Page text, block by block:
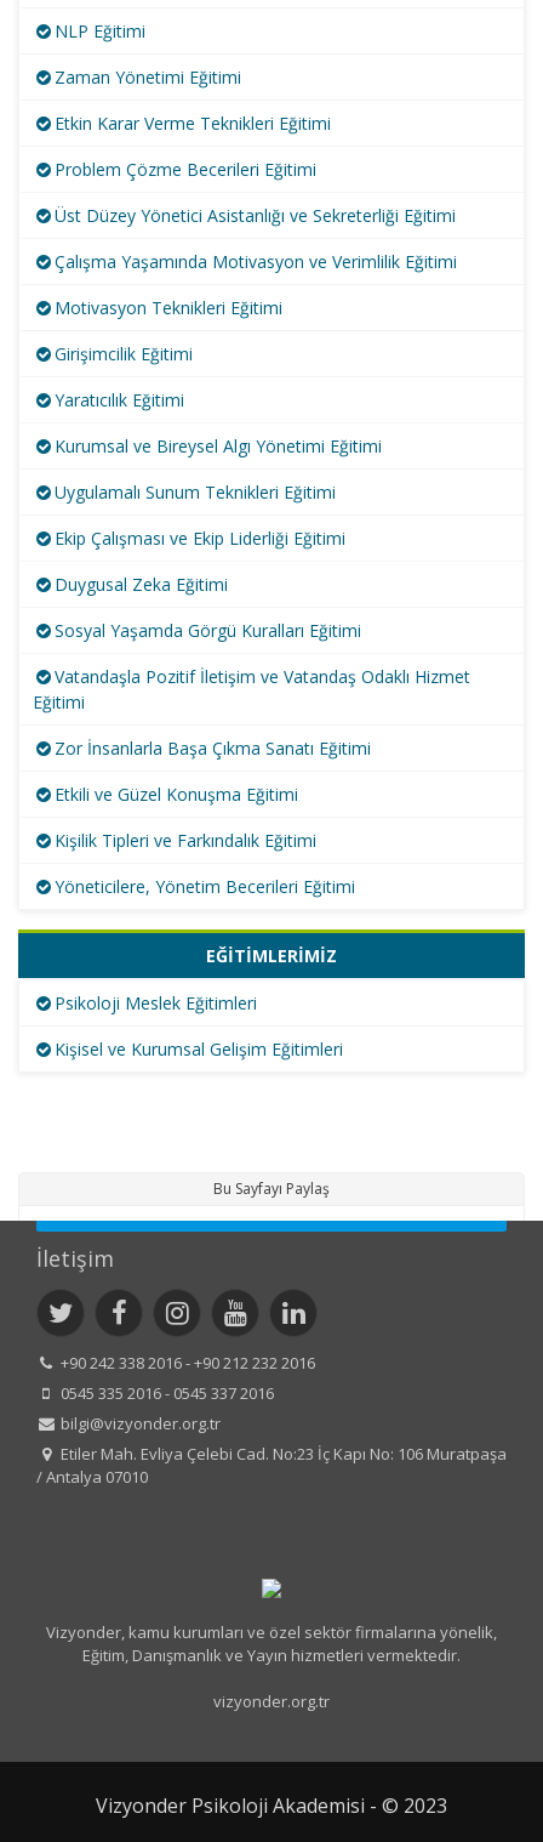
NLP Eğitimi
Zaman Yönetimi Eğitimi
Etkin Karar Verme Teknikleri Eğitimi
Problem Çözme Becerileri Eğitimi
Üst Düzey Yönetici Asistanlığı ve Sekreterliği Eğitimi
Çalışma Yaşamında Motivasyon ve Verimlilik Eğitimi
Motivasyon Teknikleri Eğitimi
Girişimcilik Eğitimi
Yaratıcılık Eğitimi
Kurumsal ve Bireysel Algı Yönetimi Eğitimi
Uygulamalı Sunum Teknikleri Eğitimi
Ekip Çalışması ve Ekip Liderliği Eğitimi
Duygusal Zeka Eğitimi
Sosyal Yaşamda Görgü Kuralları Eğitimi
Vatandaşla Pozitif İletişim ve Vatandaş Odaklı Hizmet
Eğitimi
Zor İnsanlarla Başa Çıkma Sanatı Eğitimi
Etkili ve Güzel Konuşma Eğitimi
Kişilik Tipleri ve Farkındalık Eğitimi
Yöneticilere, Yönetim Becerileri Eğitimi
EĞİTİMLERİMİZ
Psikoloji Meslek Eğitimleri
Kişisel ve Kurumsal Gelişim Eğitimleri
Bu Sayfayı Paylaş
İletişim
+90 242 338 2016 - +90 212 232 2016
0545 335 2016 - 0545 337 2016
bilgi@vizyonder.org.tr
Etiler Mah. Evliya Çelebi Cad. No:23 İç Kapı No: 106 Muratpaşa
/ Antalya 07010
Vizyonder, kamu kurumları ve özel sektör firmalarına yönelik,
Eğitim, Danışmanlık ve Yayın hizmetleri vermektedir.
vizyonder.org.tr
Vizyonder Psikoloji Akademisi - © 2023